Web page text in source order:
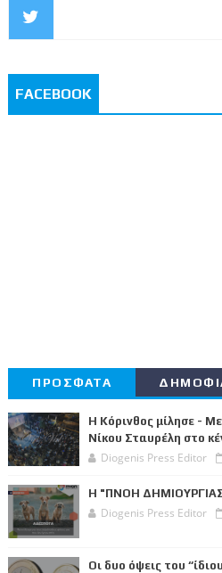
FACEBOOK
ΠΡΟΣΦΑΤΑ
Η Κόρινθος μίλησε -
Νίκου Σταυρέλη στο
Diogenis Press Editor
Η "ΠΝΟΗ
Diogenis Press Editor
Οι δυο όψεις του